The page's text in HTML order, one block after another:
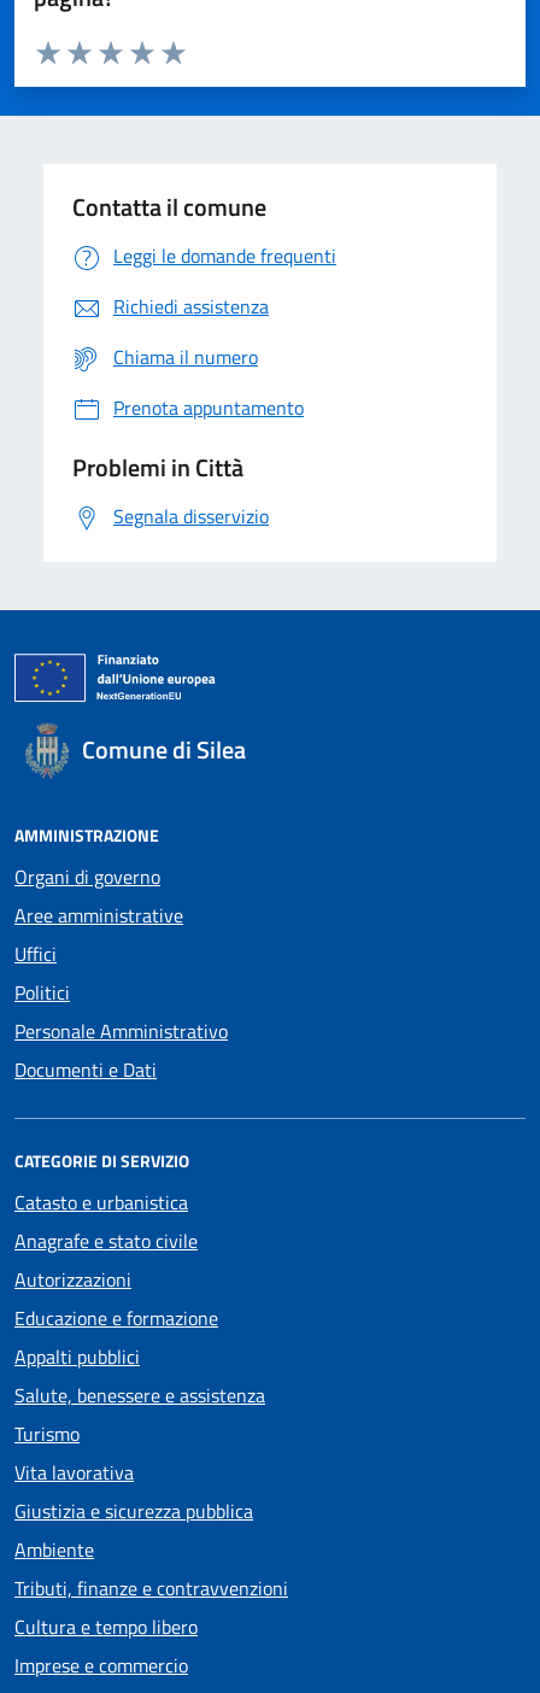
Domanda
Valuta da 1 a 5 stelle la pagina
Valuta 5 stelle su 5
Valuta 4 stelle su 5
Valuta 3 stelle su 5
Valuta 2 stelle su 5
Valuta 1 stelle su 5
Contatta il comune
Leggi le domande frequenti
Richiedi assistenza
Chiama il numero
Prenota appuntamento
Problemi in Città
Segnala disservizio
Comune di Silea
AMMINISTRAZIONE
Organi di governo
Aree amministrative
Uffici
Politici
Personale Amministrativo
Documenti e Dati
CATEGORIE DI SERVIZIO
Catasto e urbanistica
Anagrafe e stato civile
Autorizzazioni
Educazione e formazione
Appalti pubblici
Salute, benessere e assistenza
Turismo
Vita lavorativa
Giustizia e sicurezza pubblica
Ambiente
Tributi, finanze e contravvenzioni
Cultura e tempo libero
Imprese e commercio